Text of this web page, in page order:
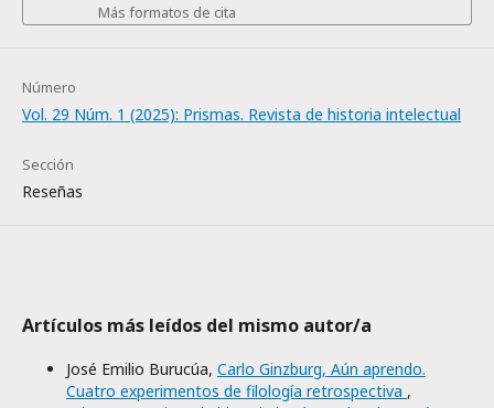
Más formatos de cita
Número
Vol. 29 Núm. 1 (2025): Prismas. Revista de historia intelectual
Sección
Reseñas
Artículos más leídos del mismo autor/a
José Emilio Burucúa, Carlo Ginzburg, Aún aprendo.
Cuatro experimentos de filología retrospectiva ,